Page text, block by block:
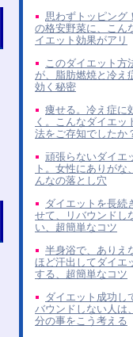
思わずトッピング
の格安野菜に、こん
イエット効果がアリ
このダイエット方
が、脂肪燃焼と冷え
効く秘密
痩せる。冷え症に
く。こんなダイエッ
法をご存知でしたか
頑張らないダイエ
ト。女性にありがな
んなの落とし穴
ダイエットを長続
せて、リバウンドし
い、超簡単なコツ
半身浴で、ありえ
ほど汗出してダイエ
する、超簡単なコツ
ダイエット成功し
バウンドしない人は
分の事をこう考える